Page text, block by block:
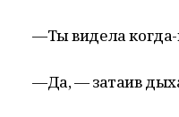
—Ты видела
—Да, — затаив